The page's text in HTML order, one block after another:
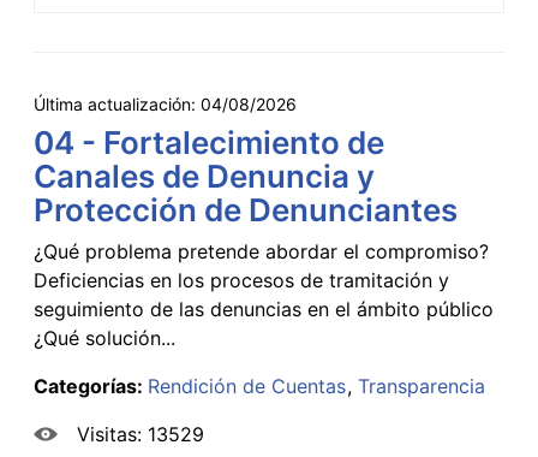
Última actualización: 04/08/2026
04 - Fortalecimiento de
Canales de Denuncia y
Protección de Denunciantes
¿Qué problema pretende abordar el compromiso?
Deficiencias en los procesos de tramitación y
seguimiento de las denuncias en el ámbito público
¿Qué solución...
Categorías: Rendición de Cuentas Transparencia
Visitas: 13529